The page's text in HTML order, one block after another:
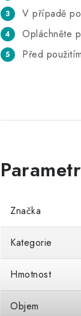
V případě
Opláchněte
Před
Značka
Kategorie
Hmotnost
Objem